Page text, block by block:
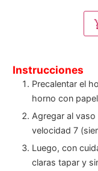
Instrucciones
Precalentar el
horno con
Agregar al
velocidad 7
Luego, con
claras tapar y